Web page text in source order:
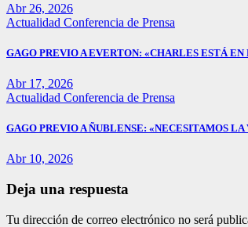
Abr 26, 2026
Actualidad Conferencia de Prensa
GAGO PREVIO A EVERTON: «CHARLES ESTÁ EN
Abr 17, 2026
Actualidad Conferencia de Prensa
GAGO PREVIO A ÑUBLENSE: «NECESITAMOS
Abr 10, 2026
Deja una respuesta
Tu dirección de correo electrónico no será